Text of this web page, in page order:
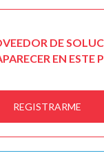
DE
EN ESTE
REGISTRARME